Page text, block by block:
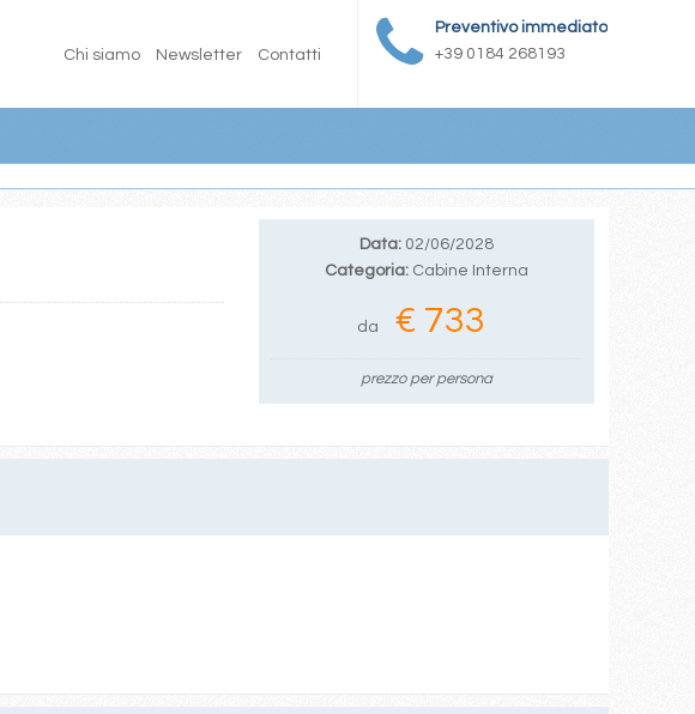
Preventivo immediato
+39 0184 268193
Chi siamo Newsletter Contatti
Data: 02/06/2028
Categoria: Cabine Interna
da € 733
prezzo per persona